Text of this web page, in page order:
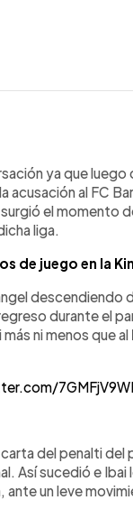
ya que luego
acusación al FC
el momento
liga.
de juego en la
descendiendo
durante el
ni menos que al
del penalti del
Así sucedió e Ibai
un leve